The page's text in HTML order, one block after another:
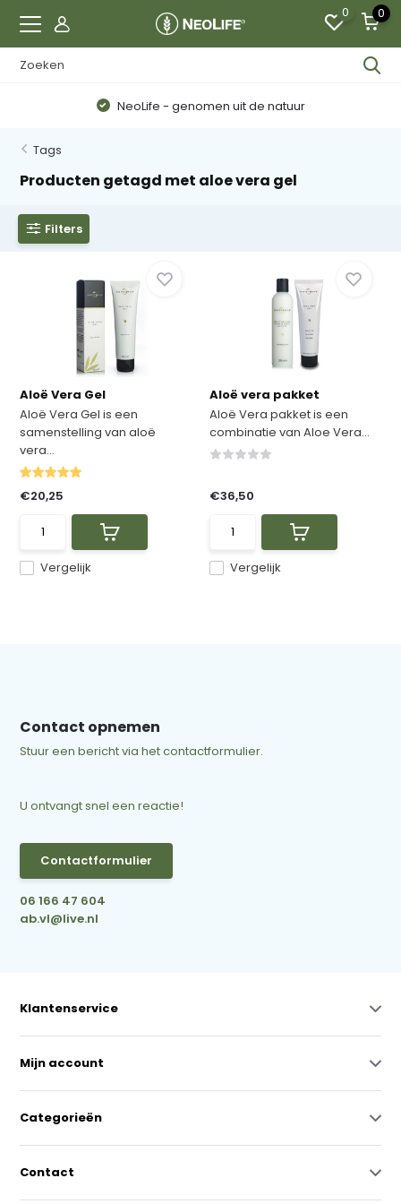
0 0
NeoLife - genomen uit de natuur
Tags
Producten getagd met aloe vera gel
Filters
Aloë Vera Gel
Aloë Vera Gel is een
samenstelling van aloë
vera...
Vergelijk
€20,25
Aloë vera pakket
Aloë Vera pakket is een
combinatie van Aloe Vera...
Vergelijk
€36,50
Contact opnemen
Stuur een bericht via het contactformulier.
U ontvangt snel een reactie!
Contactformulier
06 166 47 604
ab.vl@live.nl
Klantenservice
Mijn account
Categorieën
Contact